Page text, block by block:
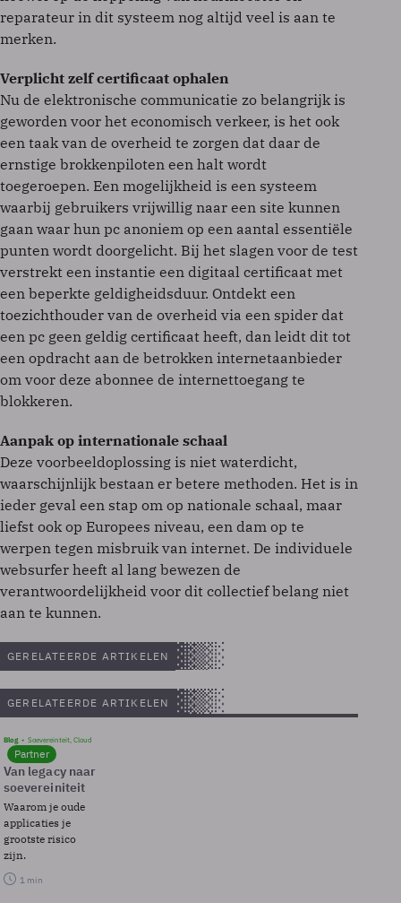
reparateur in dit systeem nog altijd veel is aan te
merken.
Verplicht zelf certificaat ophalen
Nu de elektronische communicatie zo belangrijk is
geworden voor het economisch verkeer, is het ook
een taak van de overheid te zorgen dat daar de
ernstige brokkenpiloten een halt wordt
toegeroepen. Een mogelijkheid is een systeem
waarbij gebruikers vrijwillig naar een site kunnen
gaan waar hun pc anoniem op een aantal essentiële
punten wordt doorgelicht. Bij het slagen voor de test
verstrekt een instantie een digitaal certificaat met
een beperkte geldigheidsduur. Ontdekt een
toezichthouder van de overheid via een spider dat
een pc geen geldig certificaat heeft, dan leidt dit tot
een opdracht aan de betrokken internetaanbieder
om voor deze abonnee de internettoegang te
blokkeren.
Aanpak op internationale schaal
Deze voorbeeldoplossing is niet waterdicht,
waarschijnlijk bestaan er betere methoden. Het is in
ieder geval een stap om op nationale schaal, maar
liefst ook op Europees niveau, een dam op te
werpen tegen misbruik van internet. De individuele
websurfer heeft al lang bewezen de
verantwoordelijkheid voor dit collectief belang niet
aan te kunnen.
GERELATEERDE ARTIKELEN
GERELATEERDE ARTIKELEN
Blog Soevereinteit, Cloud
Partner
Van legacy naar
soevereiniteit
Waarom je oude
applicaties je
grootste risico
zijn.
1 min